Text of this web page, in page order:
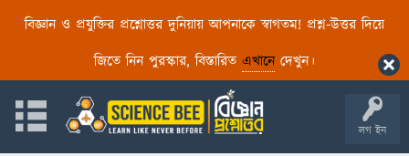
বিজ্ঞান ও প্রযুক্তির প্রশ্নোত্তর দুনিয়ায় আপনাকে স্বাগতম! প্রশ্ন-উত্তর দিয়ে
জিতে নিন পুরস্কার, বিস্তারিত এখানেদেখুন।
লগ ইন